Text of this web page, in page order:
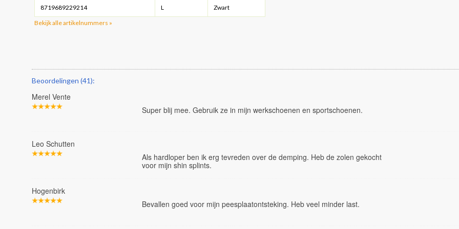
8719689229214 L
Zwart
Bekijk alle artikelnummers »
Beoordelingen (41):
Merel Vente
Super blij mee. Gebruik ze in mijn werkschoenen en sportschoenen.
Leo Schutten
Als hardloper ben ik erg tevreden over de demping. Heb de zolen gekocht
voor mijn shin splints.
Hogenbirk
Bevallen goed voor mijn peesplaatontsteking. Heb veel minder last.